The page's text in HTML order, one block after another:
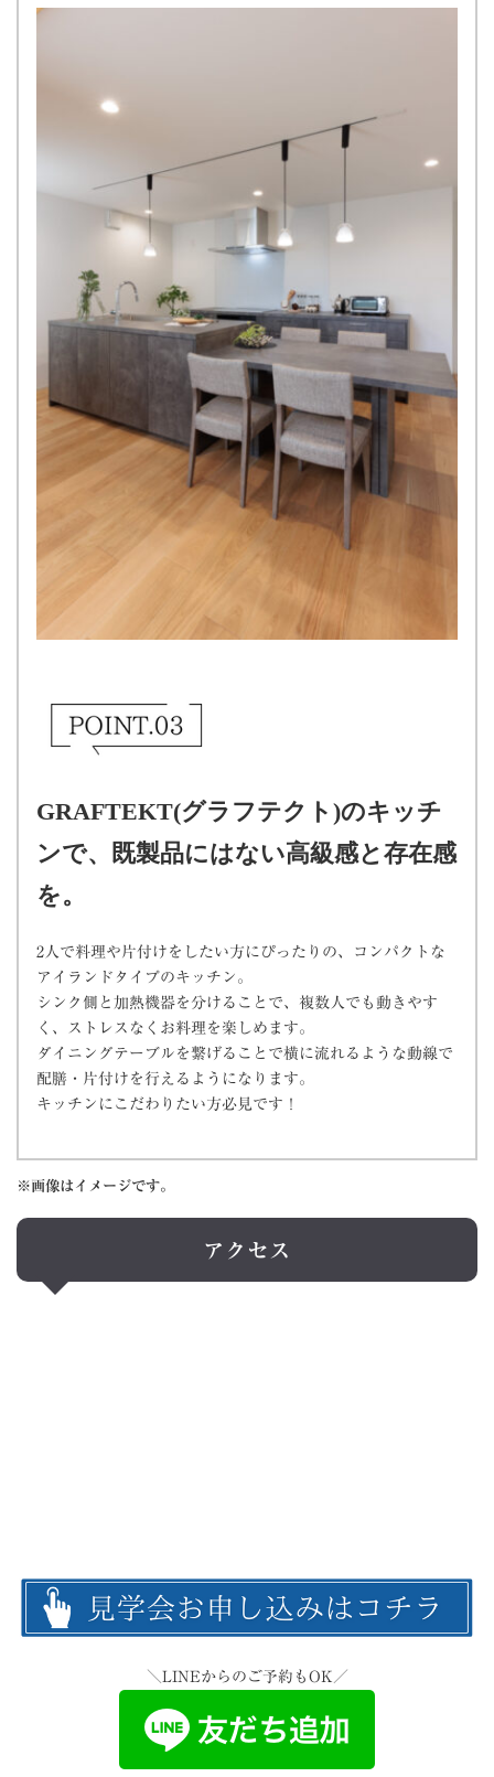
GRAFTEKT(グラフテクト)のキッチ
ンで、既製品にはない高級感と存在感
を。
2人で料理や片付けをしたい方にぴったりの、コンパクトな
アイランドタイプのキッチン。
シンク側と加熱機器を分けることで、複数人でも動きやす
く、ストレスなくお料理を楽しめます。
ダイニングテーブルを繋げることで横に流れるような動線で
配膳・片付けを行えるようになります。
キッチンにこだわりたい方必見です！
※画像はイメージです。
アクセス
＼LINEからのご予約もOK／